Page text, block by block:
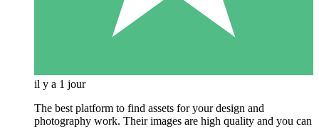
il y a 1 jour
The best platform to find assets for your design and
photography work. Their images are high quality and you can